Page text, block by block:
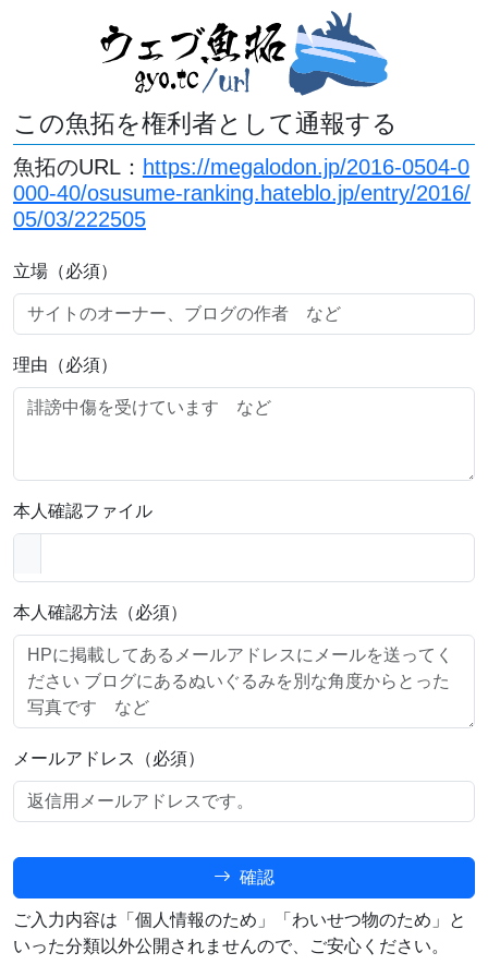
この魚拓を権利者として通報する
魚拓のURL： https://megalodon.jp/2016-0504-0
000-40/osusume-ranking.hateblo.jp/entry/2016/
05/03/222505
立場（必須）
理由（必須）
本人確認ファイル
本人確認方法（必須）
メールアドレス（必須）
確認
ご入力内容は「個人情報のため」「わいせつ物のため」と
いった分類以外公開されませんので、ご安心ください。